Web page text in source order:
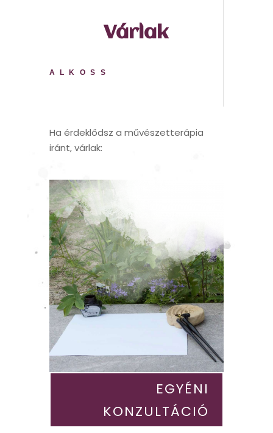
Várlak
ALKOSS
Ha érdeklődsz a művészetterápia
iránt, várlak:
EGYÉNI
KONZULTÁCIÓ